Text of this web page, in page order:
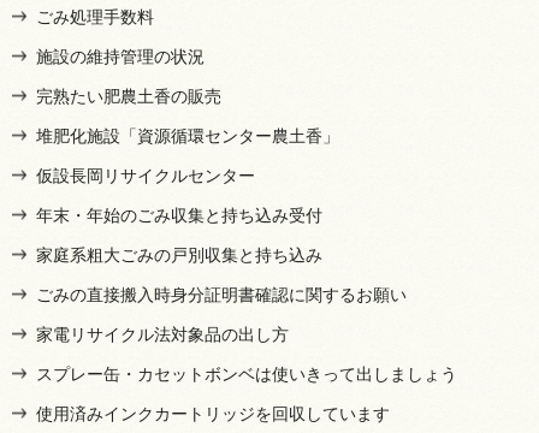
ごみ処理手数料
施設の維持管理の状況
完熟たい肥農土香の販売
堆肥化施設「資源循環センター農土香」
仮設長岡リサイクルセンター
年末・年始のごみ収集と持ち込み受付
家庭系粗大ごみの戸別収集と持ち込み
ごみの直接搬入時身分証明書確認に関するお願い
家電リサイクル法対象品の出し方
スプレー缶・カセットボンベは使いきって出しましょう
使用済みインクカートリッジを回収しています